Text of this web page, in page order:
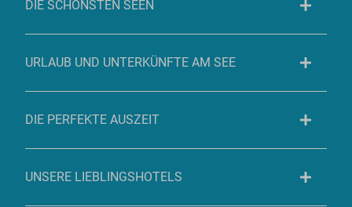
DIE SCHÖNSTEN SEEN
URLAUB UND UNTERKÜNFTE AM SEE
DIE PERFEKTE AUSZEIT
UNSERE LIEBLINGSHOTELS